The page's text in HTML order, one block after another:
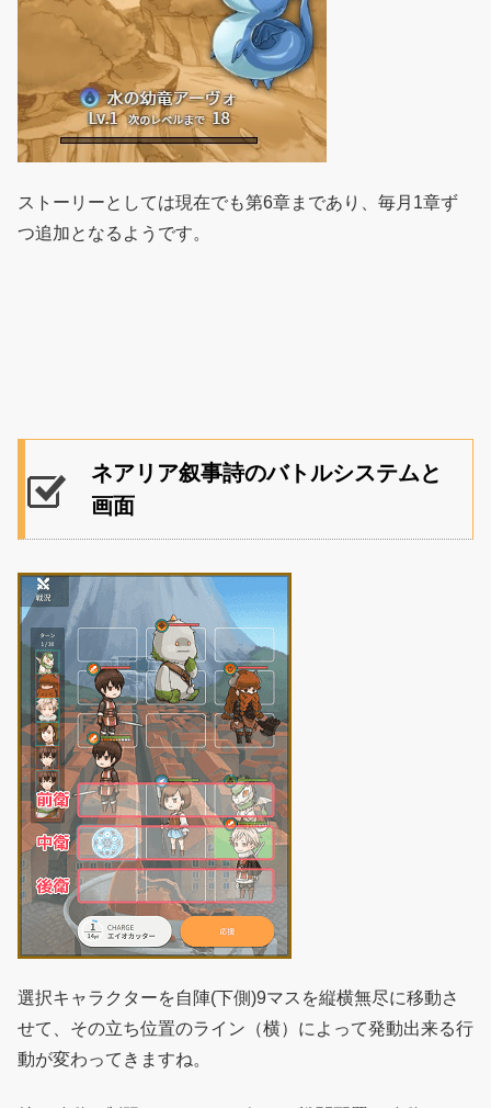
ストーリーとしては現在でも第6章まであり、毎月1章ず
つ追加となるようです。
ネアリア叙事詩のバトルシステムと
画面
選択キャラクターを自陣(下側)9マスを縦横無尽に移動さ
せて、その立ち位置のライン（横）によって発動出来る行
動が変わってきますね。